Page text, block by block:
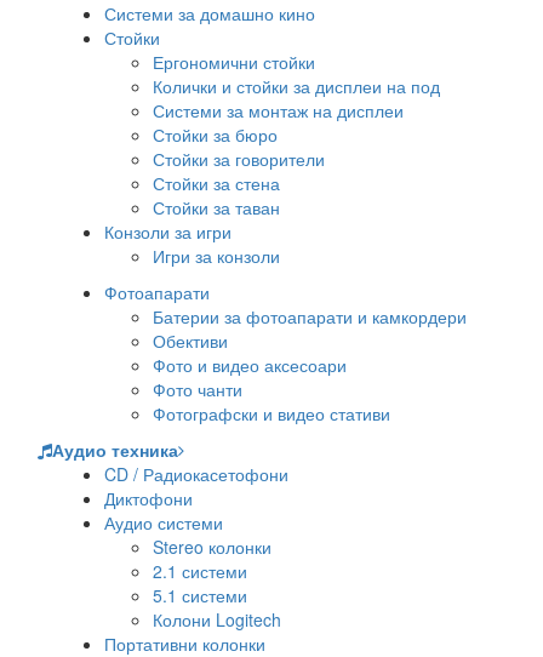
Системи за домашно кино
Стойки
Ергономични стойки
Колички и стойки за дисплеи на под
Системи за монтаж на дисплеи
Стойки за бюро
Стойки за говорители
Стойки за стена
Стойки за таван
Конзоли за игри
Игри за конзоли
Фотоапарати
Батерии за фотоапарати и камкордери
Обективи
Фото и видео аксесоари
Фото чанти
Фотографски и видео стативи
Аудио техника
CD / Радиокасетофони
Диктофони
Аудио системи
Stereo колонки
2.1 системи
5.1 системи
Колони Logitech
Портативни колонки